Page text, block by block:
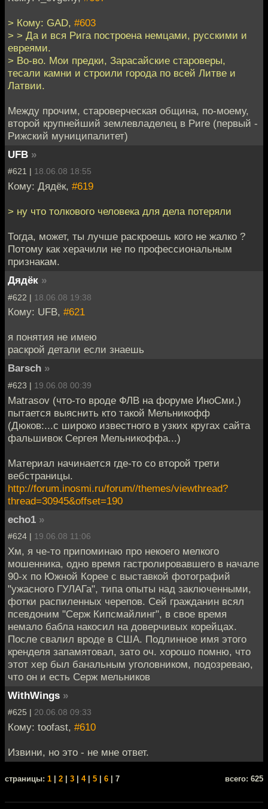
> Кому: GAD, #603
> > Да и вся Рига построена немцами, русскими и
евреями.
> Во-во. Мои предки, Зарасайские староверы,
тесали камни и строили города по всей Литве и
Латвии.
Между прочим, староверческая община, по-моему,
второй крупнейший землевладелец в Риге (первый -
Рижский муниципалитет)
UFB »
#621 | 18.06.08 18:55
Кому: Дядёк, #619
> ну что толкового человека для дела потеряли
Тогда, может, ты лучше раскроешь кого не жалко ?
Потому как херачили не по профессиональным
признакам.
Дядёк »
#622 | 18.06.08 19:38
Кому: UFB, #621
я понятия не имею
раскрой детали если знаешь
Barsch »
#623 | 19.06.08 00:39
Matrasov (что-то вроде ФЛВ на форуме ИноСми.)
пытается выяснить кто такой Мельникофф
(Дюков:...с широко известного в узких кругах сайта
фальшивок Сергея Мельникоффа...)
Материал начинается где-то со второй трети
вебстраницы.
http://forum.inosmi.ru/forum//themes/viewthread?
thread=30945&offset=190
echo1 »
#624 | 19.06.08 11:06
Хм, я че-то припоминаю про некоего мелкого
мошенника, одно время гастролировавшего в начале
90-х по Южной Корее с выставкой фотографий
"ужасного ГУЛАГа", типа опыты над заключенными,
фотки распиленных черепов. Сей гражданин всял
псевдоним "Серж Кипсмайлинг", в свое время
немало бабла накосил на доверчивых корейцах.
После свалил вроде в США. Подлинное имя этого
кренделя запамятовал, зато оч. хорошо помню, что
этот хер был банальным уголовником, подозреваю,
что он и есть Серж мельников
WithWings »
#625 | 20.06.08 09:33
Кому: toofast, #610
Извини, но это - не мне ответ.
cтраницы: 1 | 2 | 3 | 4| 5 | 6 | 7 всего: 625